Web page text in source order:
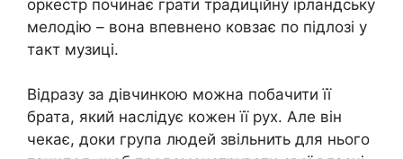
оркестр починає грати традиційну ірландську
мелодію – вона впевнено ковзає по підлозі у
такт музиці.
Відразу за дівчинкою можна побачити її
брата, який наслідує кожен її рух. Але він
чекає, доки група людей звільнить для нього